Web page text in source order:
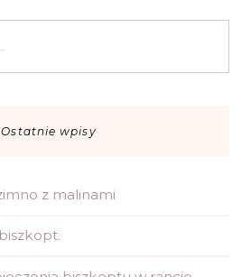
Ostatnie wpisy
z malinami